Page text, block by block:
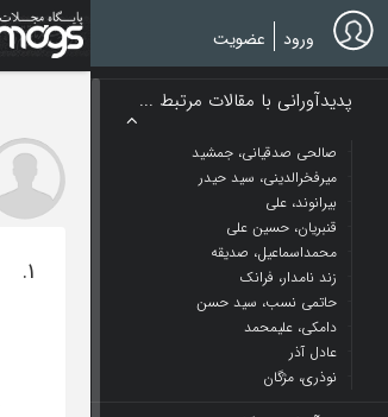
Skip
to
main
ورود عضویت
پدیدآورانی با مقالات مرتبط ...
صالحی صدقیانی، جمشید
میرفخرالدینی، سید حیدر
بیرانوند، علی
قنبریان، حسین علی
محمداسماعیل، صدیقه
زند نامدار، فرانک
حاتمی نسب، سید حسن
دامکی، علیمحمد
عادل آذر
نوذری، مژگان
1.